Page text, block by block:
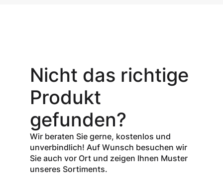
Gutschein-Code
INSPEC30
erhalten Sie
% Rabattauf
den Netto-
Verkaufspreis
aller Produkte
der Marke
InSpec von
Nicht das richtige
Produkt
gefunden?
Wir beraten Sie gerne, kostenlos und
unverbindlich! Auf Wunsch besuchen wir
Sie auch vor Ort und zeigen Ihnen Muster
unseres Sortiments.